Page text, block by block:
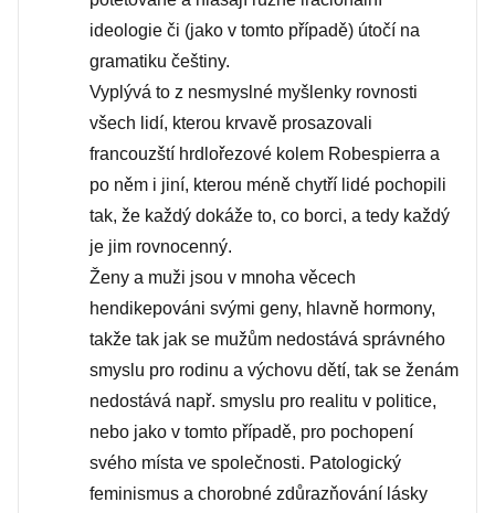
ideologie či (jako v tomto případě) útočí na
gramatiku češtiny.
Vyplývá to z nesmyslné myšlenky rovnosti
všech lidí, kterou krvavě prosazovali
francouzští hrdlořezové kolem Robespierra a
po něm i jiní, kterou méně chytří lidé pochopili
tak, že každý dokáže to, co borci, a tedy každý
je jim rovnocenný.
Ženy a muži jsou v mnoha věcech
hendikepováni svými geny, hlavně hormony,
takže tak jak se mužům nedostává správného
smyslu pro rodinu a výchovu dětí, tak se ženám
nedostává např. smyslu pro realitu v politice,
nebo jako v tomto případě, pro pochopení
svého místa ve společnosti. Patologický
feminismus a chorobné zdůrazňování lásky